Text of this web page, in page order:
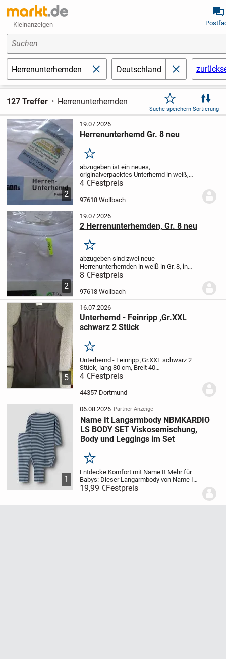
Kleinanzeigen
Suchen
Herrenunterhemden schließenDeutschland schließen
127 Treffer Herrenunterhemden
Suche speichern Sortierung
2
19.07.2026
Herrenunterhemd Gr. 8 neu
Merken
abzugeben ist ein neues,
originalverpacktes Unterhemd in weiß,
Feinripp. Ist mir leider zu groß.
4 €Festpreis
97618 Wollbach
2
19.07.2026
2 Herrenunterhemden, Gr. 8 neu
Merken
abzugeben sind zwei neue
Herrenunterhemden in weiß in Gr. 8, in
Originalverpackung.
8 €Festpreis
97618 Wollbach
5
16.07.2026
Unterhemd - Feinripp ,Gr.XXL
schwarz 2 Stück
Merken
Unterhemd - Feinripp ,Gr.XXL schwarz 2
Stück, lang 80 cm, Breit 40
cm,Privatverkauf: keine Garantie, keine
Rücknahme,Paypal Freunde, Versand 3
Euro,
4 €Festpreis
44357 Dortmund
1
06.08.2026 Partner-Anzeige
Name It Langarmbody NBMKARDIO
LS BODY SET Viskosemischung,
Body und Leggings im Set
Merken
Entdecke Komfort mit Name It Mehr für
Babys: Dieser Langarmbody von Name It
ist ebenso komfortabel wie stylisch. Der
Body besitzt einen Rundhals-Ausschnitt.
19,99 €Festpreis